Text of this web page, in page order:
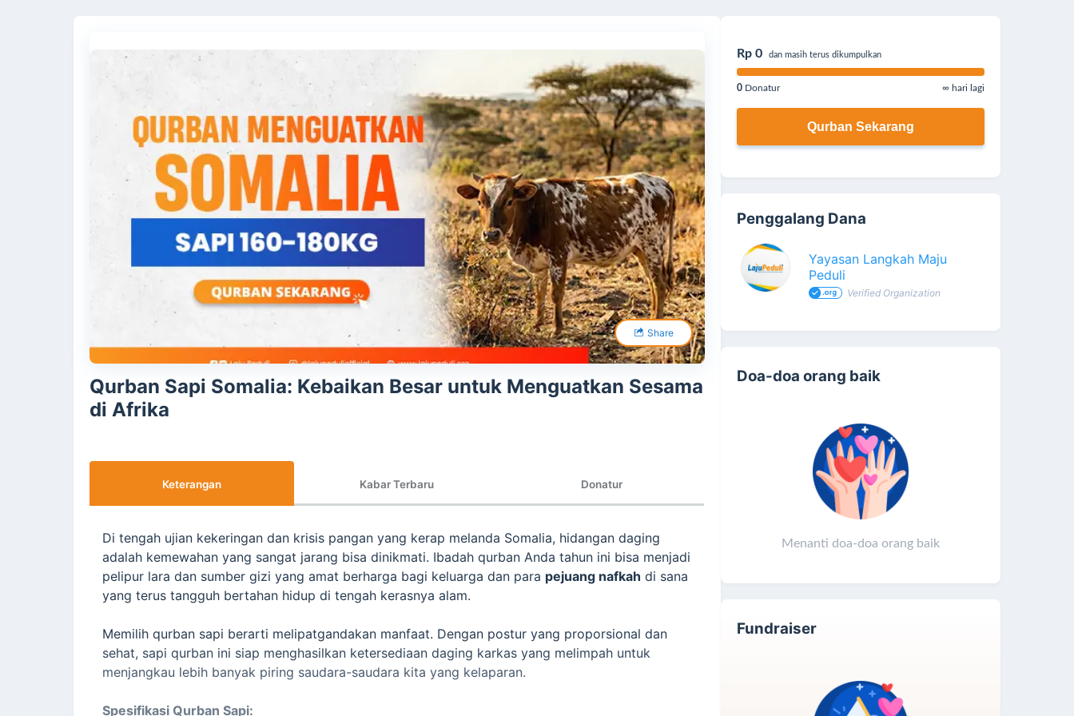
Share
Qurban Sapi Somalia: Kebaikan Besar untuk Menguatkan Sesama
di Afrika
Keterangan Kabar Terbaru Donatur
Di tengah ujian kekeringan dan krisis pangan yang kerap melanda Somalia, hidangan daging
adalah kemewahan yang sangat jarang bisa dinikmati. Ibadah qurban Anda tahun ini bisa menjadi
pelipur lara dan sumber gizi yang amat berharga bagi keluarga dan para pejuang nafkah di sana
yang terus tangguh bertahan hidup di tengah kerasnya alam.
Memilih qurban sapi berarti melipatgandakan manfaat. Dengan postur yang proporsional dan
sehat, sapi qurban ini siap menghasilkan ketersediaan daging karkas yang melimpah untuk
menjangkau lebih banyak piring saudara-saudara kita yang kelaparan.
Spesifikasi Qurban Sapi:
Rp 0 dan masih terus dikumpulkan
0 Donatur ∞ hari lagi
Qurban Sekarang
Penggalang Dana
Yayasan Langkah Maju
Peduli
Verified Organization
Doa-doa orang baik
Menanti doa-doa orang baik
Fundraiser